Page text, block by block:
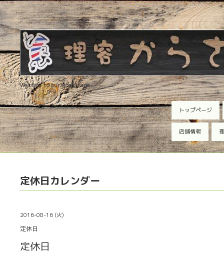
Welcome to our homepage
トップページ
店舗情報
定休日カレンダー
2016-08-16 (火)
定休日
定休日